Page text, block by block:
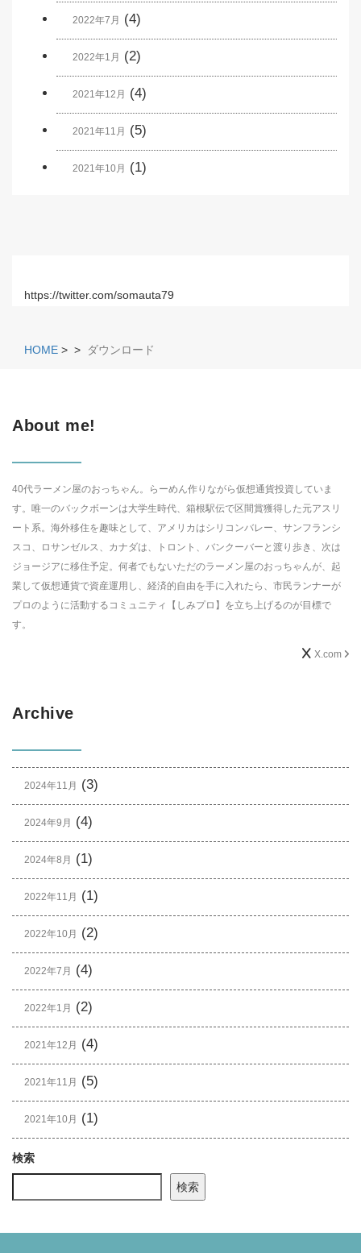
2022年7月 (4)
2022年1月 (2)
2021年12月 (4)
2021年11月 (5)
2021年10月 (1)
https://twitter.com/somauta79
HOME > > ダウンロード
About me!
40代ラーメン屋のおっちゃん。らーめん作りながら仮想通貨投資していま
す。唯一のバックボーンは大学生時代、箱根駅伝で区間賞獲得した元アスリ
ート系。海外移住を趣味として、アメリカはシリコンバレー、サンフランシ
スコ、ロサンゼルス、カナダは、トロント、バンクーバーと渡り歩き、次は
ジョージアに移住予定。何者でもないただのラーメン屋のおっちゃんが、起
業して仮想通貨で資産運用し、経済的自由を手に入れたら、市民ランナーが
プロのように活動するコミュニティ【しみプロ】を立ち上げるのが目標で
す。
X.com
Archive
2024年11月 (3)
2024年9月 (4)
2024年8月 (1)
2022年11月 (1)
2022年10月 (2)
2022年7月 (4)
2022年1月 (2)
2021年12月 (4)
2021年11月 (5)
2021年10月 (1)
検索
検索